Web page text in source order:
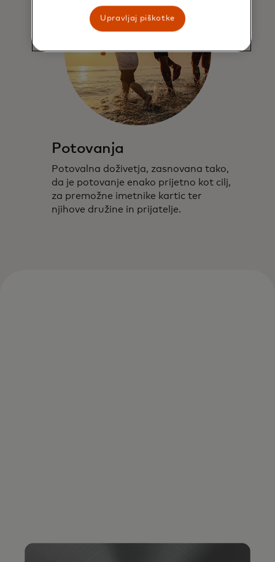
Potovanja
Potovalna doživetja, zasnovana tako,
da je potovanje enako prijetno kot cilj,
za premožne imetnike kartic ter
njihove družine in prijatelje.
Upravljaj piškotke